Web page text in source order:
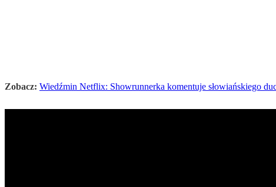
Zobacz: Wiedźmin Netflix: Showrunnerka komentuje słowiańskiego